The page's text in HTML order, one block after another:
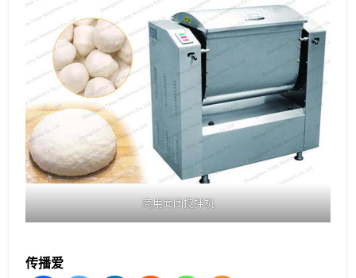
商用面团搅拌机
传播爱